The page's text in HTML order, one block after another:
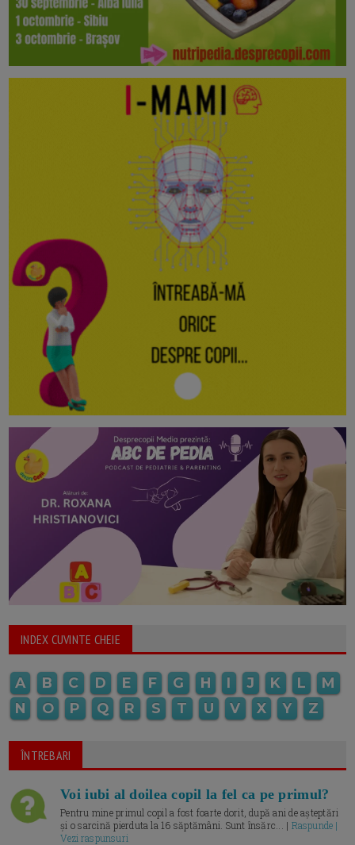
INDEX CUVINTE CHEIE
A B C D E F G H I J K L
M
N
O P Q R S T U V X Y Z
ÎNTREBARI
Voi iubi al doilea copil la fel ca pe primul?
Pentru mine primul copil a fost foarte dorit, după ani de așteptări
și o sarcină pierduta la 16 săptămâni. Sunt însărc... | Raspunde |
Vezi raspunsuri